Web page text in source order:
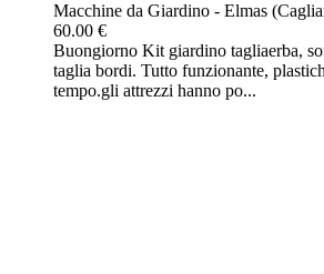
Macchine da Giardino - Elmas
60.00 €
Buongiorno Kit giardino tagliaerba,
taglia bordi. Tutto funzionante,
tempo.gli attrezzi hanno po...